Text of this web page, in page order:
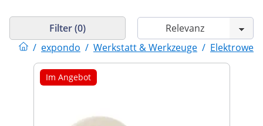
/ expondo / Werkstatt & Werkzeuge /
Filter (0)
Im Angebot